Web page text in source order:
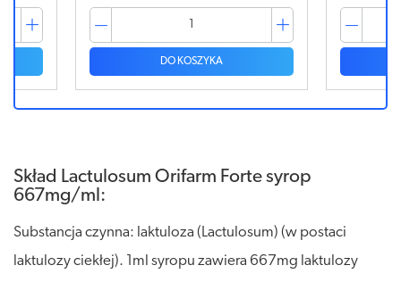
DO KOSZYKA
Skład Lactulosum Orifarm Forte syrop
667mg/ml:
Substancja czynna: laktuloza (Lactulosum) (w postaci
laktulozy ciekłej). 1ml syropu zawiera 667mg laktulozy